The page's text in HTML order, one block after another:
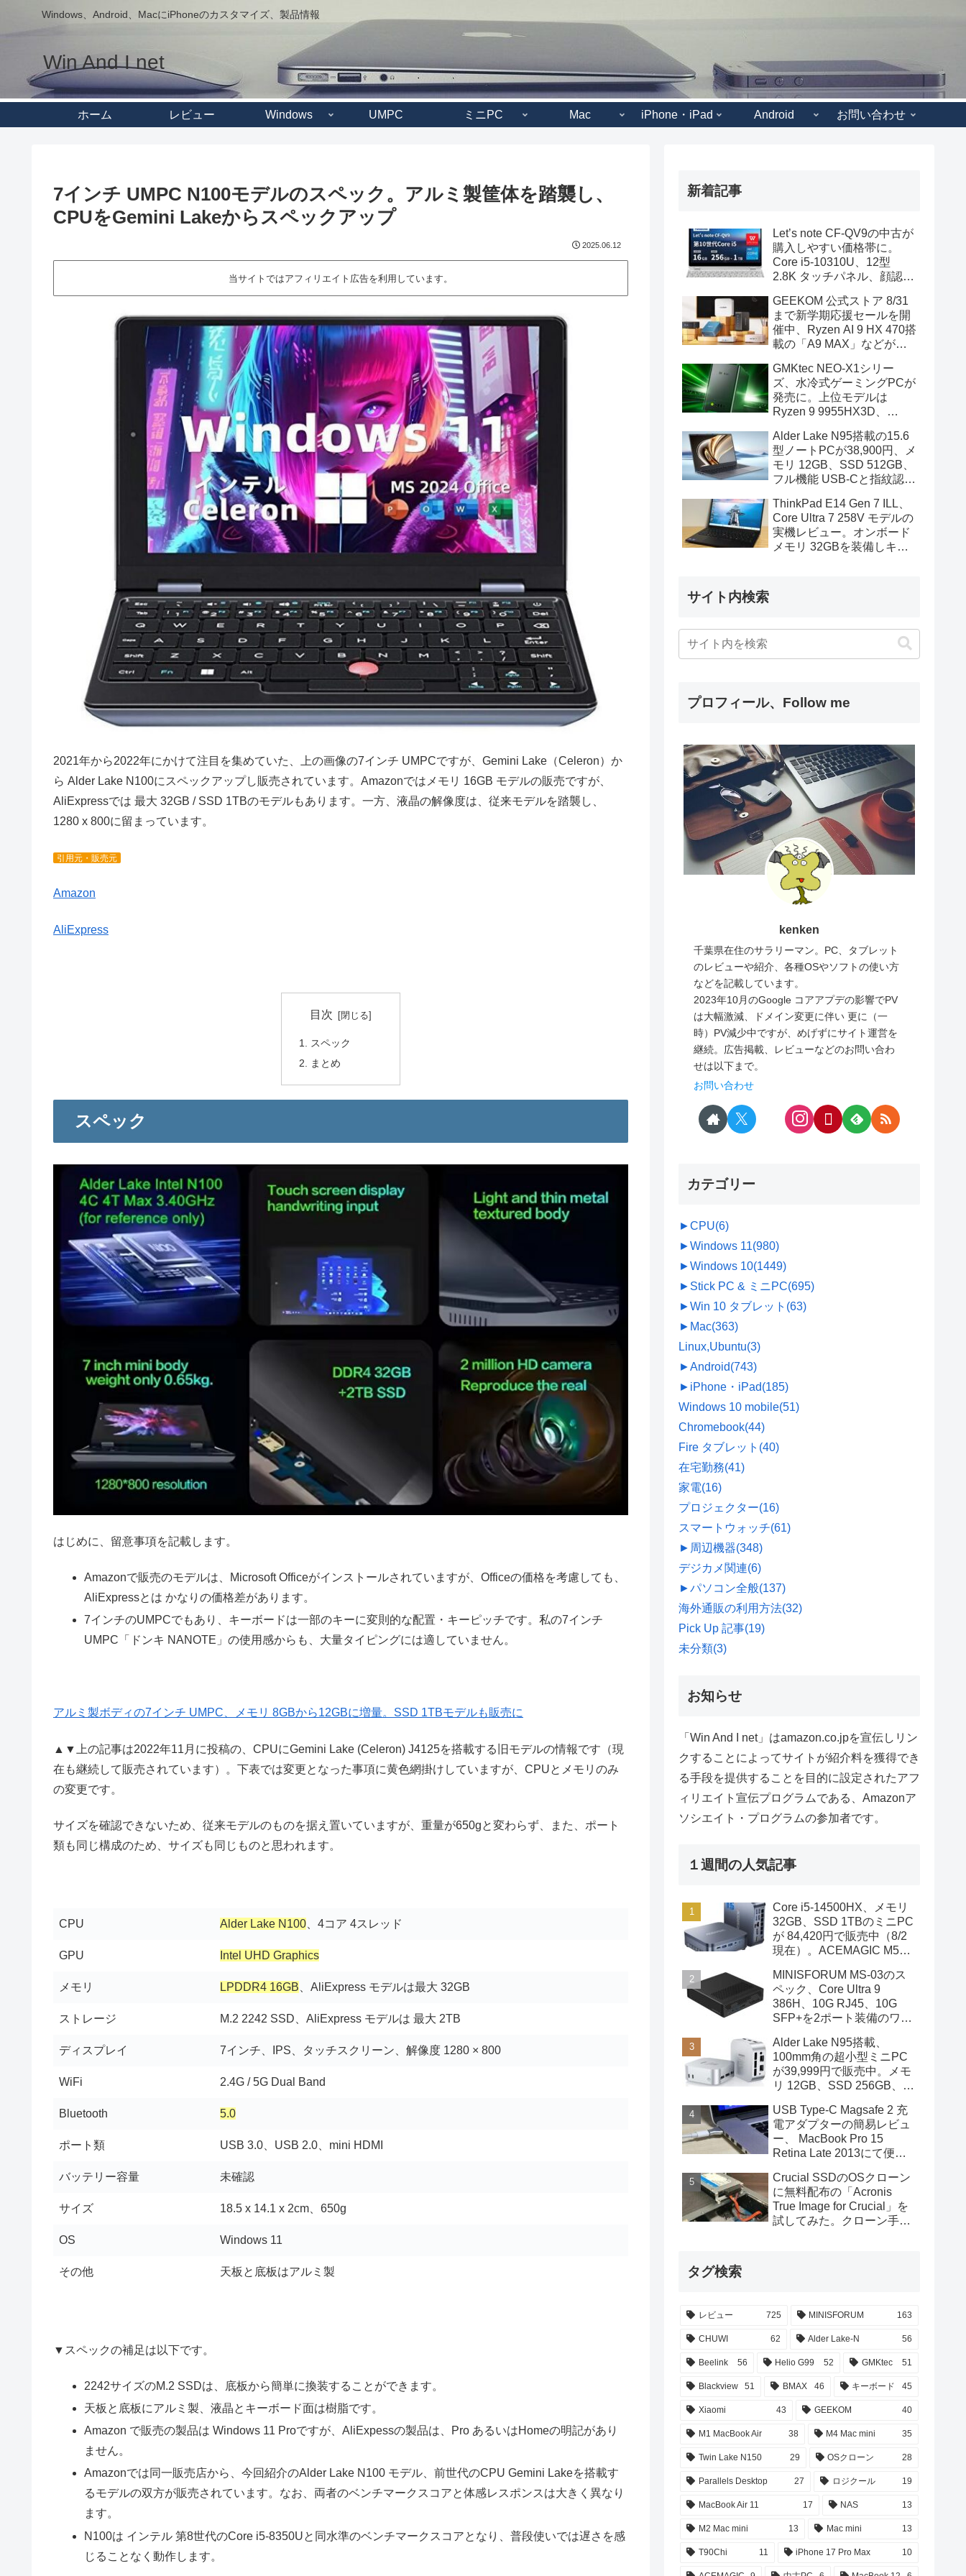
Windows、Android、MacにiPhoneのカスタマイズ、製品情報
Win And I net
ホーム レビュー Windows UMPC ミニPC Mac iPhone・iPad Android お問い合わせ
7インチ UMPC N100モデルのスペック。アルミ製筐体を踏襲し、
CPUをGemini Lakeからスペックアップ
2025.06.12
当サイトではアフィリエイト広告を利用しています。
2021年から2022年にかけて注目を集めていた、上の画像の7インチ UMPCですが、Gemini Lake（Celeron）か
ら Alder Lake N100にスペックアップし販売されています。Amazonではメモリ 16GB モデルの販売ですが、
AliExpressでは 最大 32GB / SSD 1TBのモデルもあります。一方、液晶の解像度は、従来モデルを踏襲し、
1280 x 800に留まっています。
引用元・販売元
Amazon
AliExpress
目次
スペック
まとめ
スペック
はじめに、留意事項を記載します。
Amazonで販売のモデルは、Microsoft Officeがインストールされていますが、Officeの価格を考慮しても、
AliExpressとは かなりの価格差があります。
7インチのUMPCでもあり、キーボードは一部のキーに変則的な配置・キーピッチです。私の7インチ
UMPC「ドンキ NANOTE」の使用感からも、大量タイピングには適していません。
アルミ製ボディの7インチ UMPC、メモリ 8GBから12GBに増量。SSD 1TBモデルも販売に
▲▼上の記事は2022年11月に投稿の、CPUにGemini Lake (Celeron) J4125を搭載する旧モデルの情報です（現
在も継続して販売されています）。下表では変更となった事項に黄色網掛けしていますが、CPUとメモリのみ
の変更です。
サイズを確認できないため、従来モデルのものを据え置いていますが、重量が650gと変わらず、また、ポート
類も同じ構成のため、サイズも同じものと思われます。
CPU Alder Lake N100 、4コア 4スレッド
GPU Intel UHD Graphics
メモリ LPDDR4 16GB 、AliExpress モデルは最大 32GB
ストレージ M.2 2242 SSD、AliExpress モデルは 最大 2TB
ディスプレイ 7インチ、IPS、タッチスクリーン、 解像度 1280 × 800
WiFi 2.4G / 5G Dual Band
Bluetooth 5.0
ポート類 USB 3.0、USB 2.0、mini HDMI
バッテリー容量 未確認
サイズ 18.5 x 14.1 x 2cm、650g
OS Windows 11
その他 天板と底板はアルミ製
▼スペックの補足は以下です。
2242サイズのM.2 SSDは、底板から簡単に換装することができます。
天板と底板にアルミ製、液晶とキーボード面は樹脂です。
Amazon で販売の製品は Windows 11 Proですが、AliExpessの製品は、Pro あるいはHomeの明記があり
ません。
Amazonでは同一販売店から、今回紹介のAlder Lake N100 モデル、前世代のCPU Gemini Lakeを搭載す
るモデルの双方が販売されています。なお、両者のベンチマークスコアと体感レスポンスは大きく異なり
ます。
N100は インテル 第8世代のCore i5-8350Uと同水準のベンチマークスコアとなり、普段使いでは遅さを感
じることなく動作します。
新着記事
Let’s note CF-QV9の中古が
購入しやすい価格帯に。
Core i5-10310U、12型
2.8K タッチパネル、顔認証
GEEKOM 公式ストア 8/31
まで新学期応援セールを開
催中、Ryzen AI 9 HX 470搭
載の「A9 MAX」などがセ
GMKtec NEO-X1シリー
ズ、水冷式ゲーミングPCが
発売に。上位モデルは
Ryzen 9 9955HX3D、
Alder Lake N95搭載の15.6
型ノートPCが38,900円、メ
モリ 12GB、SSD 512GB、
フル機能 USB-Cと指紋認証
ThinkPad E14 Gen 7 ILL、
Core Ultra 7 258V モデルの
実機レビュー。オンボード
メモリ 32GBを装備しキビ
サイト内検索
プロフィール、Follow me
kenken
千葉県在住のサラリーマン。PC、タブレット
のレビューや紹介、各種OSやソフトの使い方
などを記載しています。
2023年10月のGoogle コアアプデの影響でPV
は大幅激減、ドメイン変更に伴い 更に（一
時）PV減少中ですが、めげずにサイト運営を
継続。広告掲載、レビューなどのお問い合わ
せは以下まで。
お問い合わせ
カテゴリー
►CPU(6)
►Windows 11(980)
►Windows 10(1449)
► Stick PC & ミニPC(695)
►Win 10 タブレット (63)
► Mac(363)
Linux,Ubuntu(3)
►Android(743)
► iPhone・iPad(185)
Windows 10 mobile(51)
Chromebook(44)
Fire タブレット (40)
在宅勤務(41)
家電(16)
プロジェクター(16)
スマートウォッチ(61)
► 周辺機器(348)
デジカメ関連(6)
►パソコン全般(137)
海外通販の利用方法(32)
Pick Up 記事(19)
未分類(3)
お知らせ
「Win And I net」はamazon.co.jpを宣伝しリン
クすることによってサイトが紹介料を獲得でき
る手段を提供することを目的に設定されたアフ
ィリエイト宣伝プログラムである、Amazonア
ソシエイト・プログラムの参加者です。
１週間の人気記事
Core i5-14500HX、メモリ
32GB、SSD 1TBのミニPC
が 84,420円で販売中（8/2
現在）。ACEMAGIC M5の
MINISFORUM MS-03のス
ペック、Core Ultra 9
386H、10G RJ45、10G
SFP+を2ポート装備のワー
Alder Lake N95搭載、
100mm角の超小型ミニPC
が39,999円で販売中。メモ
リ 12GB、SSD 256GB、
USB Type-C Magsafe 2 充
電アダプターの簡易レビュ
ー、 MacBook Pro 15
Retina Late 2013にて便利
Crucial SSDのOSクローン
に無料配布の「Acronis
True Image for Crucial」を
試してみた。クローン手順
タグ検索
レビュー 725 MINISFORUM 163
CHUWI 62 Alder Lake-N 56
Beelink 56 Helio G99 52 GMKtec 51
Blackview 51 BMAX 46 キーボード 45
Xiaomi 43 GEEKOM 40
M1 MacBook Air 38 M4 Mac mini 35
Twin Lake N150 29 OSクローン 28
Parallels Desktop 27 ロジクール 19
MacBook Air 11 17 NAS 13
M2 Mac mini 13 Mac mini 13
T90Chi 11 iPhone 17 Pro Max 10